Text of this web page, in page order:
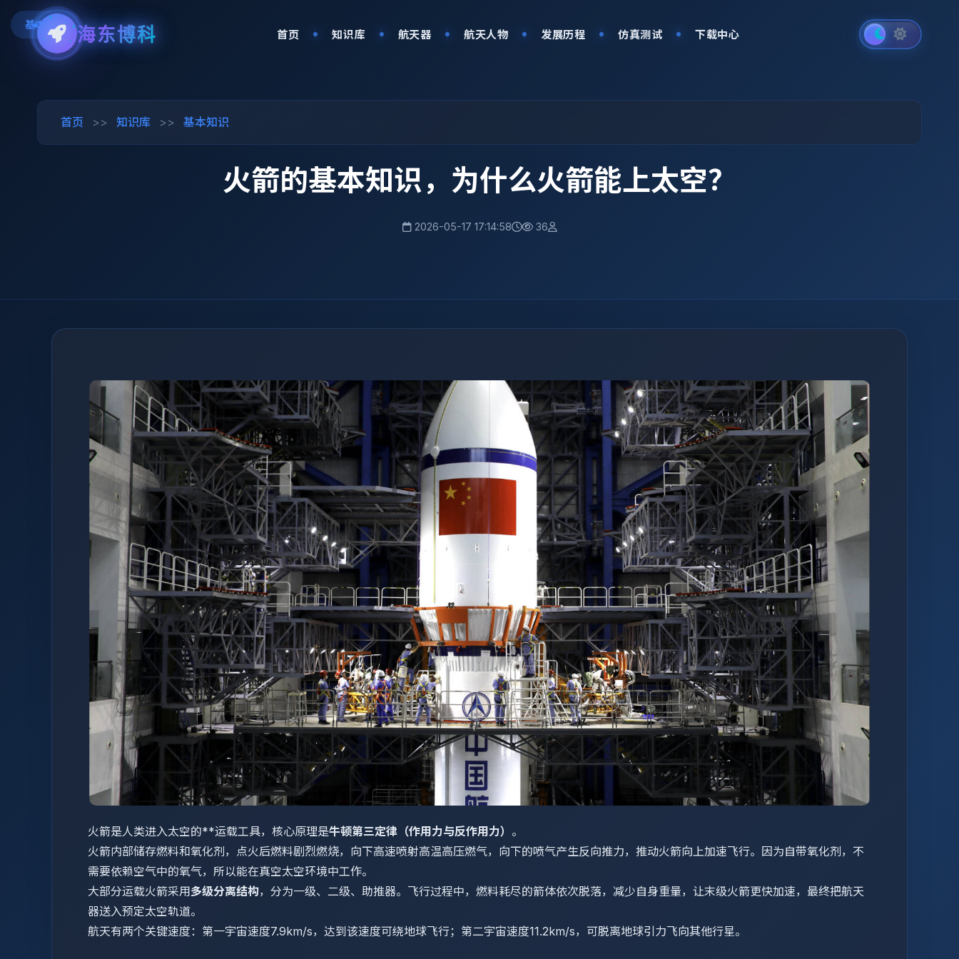
海东博科 首页 知识库 航天器 航天人物 发展历程 仿真测试 下载中心
首页 >> 知识库 >> 基本知识
基本知识
火箭的基本知识，为什么火箭能上太空？
2026-05-17 17:14:58 36
火箭是人类进入太空的**运载工具，核心原理是牛顿第三定律（作用力与反作用力） 。
火箭内部储存燃料和氧化剂，点火后燃料剧烈燃烧，向下高速喷射高温高压燃气，向下的喷气产生反向推力，推动火箭向上加速飞行。因为自带氧化剂，不
需要依赖空气中的氧气，所以能在真空太空环境中工作。
大部分运载火箭采用多级分离结构，分为一级、二级、助推器。飞行过程中，燃料耗尽的箭体依次脱落，减少自身重量，让末级火箭更快加速，最终把航天
器送入预定太空轨道。
航天有两个关键速度：第一宇宙速度7.9km/s，达到该速度可绕地球飞行；第二宇宙速度11.2km/s，可脱离地球引力飞向其他行星。